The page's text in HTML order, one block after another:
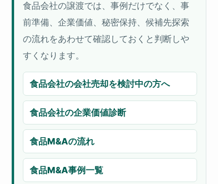
食品会社の譲渡では、事例だけでなく、事
前準備、企業価値、秘密保持、候補先探索
の流れをあわせて確認しておくと判断しや
すくなります。
食品会社の会社売却を検討中の方へ
食品会社の企業価値診断
食品M&Aの流れ
食品M&A事例一覧